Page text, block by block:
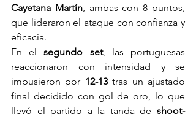
Cayetana Martín, ambas con 8 puntos,
que lideraron el ataque con confianza y
eficacia.
En el segundo set, las portuguesas
reaccionaron con intensidad y se
impusieron por 12-13 tras un ajustado
final decidido con gol de oro, lo que
llevó el partido a la tanda de shoot-